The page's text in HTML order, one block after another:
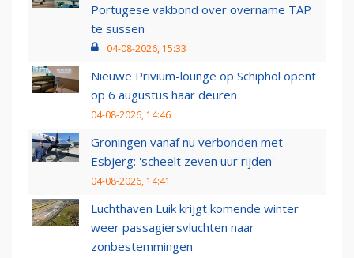
Portugese vakbond over overname TAP
te sussen
04-08-2026, 15:33
Nieuwe Privium-lounge op Schiphol opent
op 6 augustus haar deuren
04-08-2026, 14:46
Groningen vanaf nu verbonden met
Esbjerg: 'scheelt zeven uur rijden'
04-08-2026, 14:41
Luchthaven Luik krijgt komende winter
weer passagiersvluchten naar
zonbestemmingen